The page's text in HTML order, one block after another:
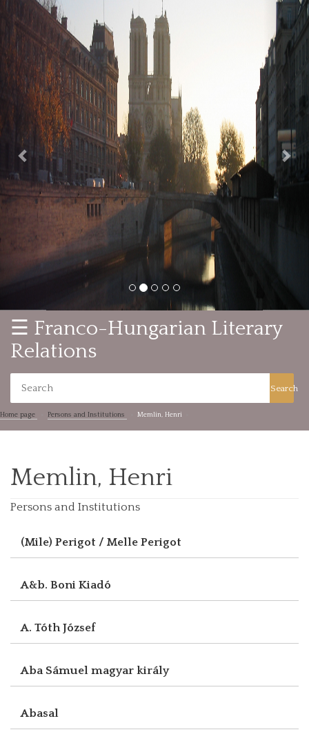
Previous
☰ Franco-Hungarian Literary
Relations
Search
Home page Persons and Institutions Memlin, Henri
Memlin, Henri
Persons and Institutions
(Mile) Perigot / Melle Perigot
A&b. Boni Kiadó
A. Tóth József
Aba Sámuel magyar király
Abasal